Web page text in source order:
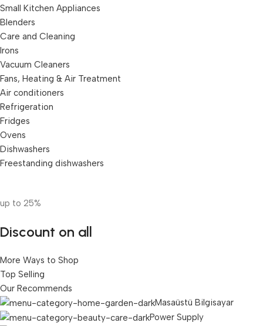
Small Kitchen Appliances
Blenders
Care and Cleaning
Irons
Vacuum Cleaners
Fans, Heating & Air Treatment
Air conditioners
Refrigeration
Fridges
Ovens
Dishwashers
Freestanding dishwashers
up to 25%
Discount on all
More Ways to Shop
Top Selling
Our Recommends
Masaüstü Bilgisayar
Power Supply